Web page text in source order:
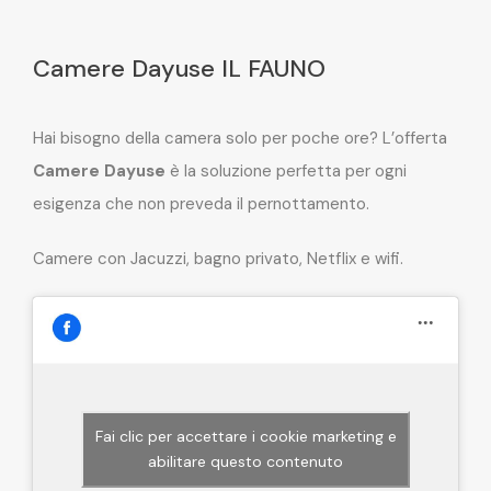
Camere Dayuse IL FAUNO
Hai bisogno della camera solo per poche ore? L’offerta
Camere Dayuse è la soluzione perfetta per ogni
esigenza che non preveda il pernottamento.
Camere con Jacuzzi, bagno privato, Netflix e wifi.
Fai clic per accettare i cookie marketing e
abilitare questo contenuto